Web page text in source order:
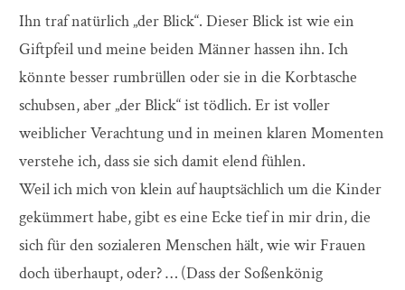
Ihn traf natürlich „der Blick“. Dieser Blick ist wie ein
Giftpfeil und meine beiden Männer hassen ihn. Ich
könnte besser rumbrüllen oder sie in die Korbtasche
schubsen, aber „der Blick“ ist tödlich. Er ist voller
weiblicher Verachtung und in meinen klaren Momenten
verstehe ich, dass sie sich damit elend fühlen.
Weil ich mich von klein auf hauptsächlich um die Kinder
gekümmert habe, gibt es eine Ecke tief in mir drin, die
sich für den sozialeren Menschen hält, wie wir Frauen
doch überhaupt, oder? … (Dass der Soßenkönig